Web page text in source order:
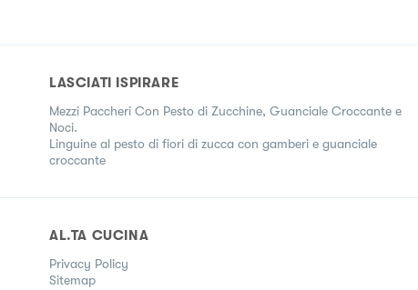
LASCIATI ISPIRARE
Mezzi Paccheri Con Pesto di Zucchine, Guanciale Croccante e
Noci.
Linguine al pesto di fiori di zucca con gamberi e guanciale
croccante
AL.TA CUCINA
Privacy Policy
Sitemap